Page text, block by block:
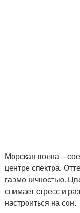
Морская волна –
центре спектра.
гармоничностью.
снимает стресс и
настроиться на сон.